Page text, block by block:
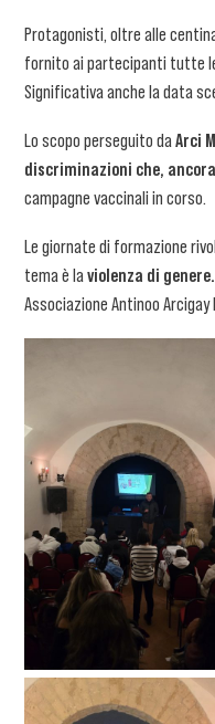
Protagonisti, oltre alle
fornito ai partecipanti tutte
Significativa anche la data
Lo scopo perseguito da Arci
discriminazioni che,
campagne vaccinali in corso.
Le giornate di formazione
tema è la violenza di genere.
Associazione Antinoo Arcigay